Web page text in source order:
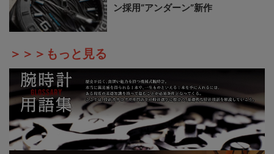
ン採用“アンダーン”新作
＞＞＞もっと見る